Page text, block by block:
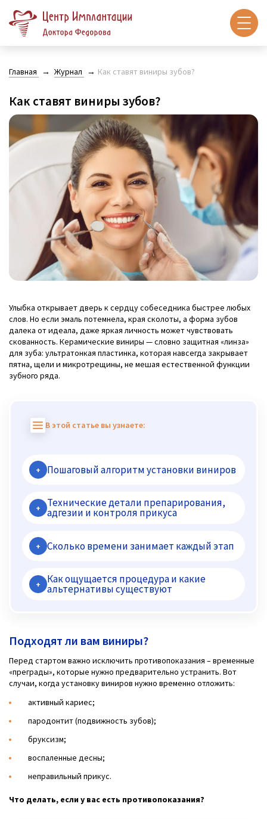
Главная Журнал Как ставят виниры зубов?
Как ставят виниры зубов?
Улыбка открывает дверь к сердцу собеседника быстрее любых
слов. Но если эмаль потемнела, края сколоты, а форма зубов
далека от идеала, даже яркая личность может чувствовать
скованность. Керамические виниры — словно защитная «линза»
для зуба: ультратонкая пластинка, которая навсегда закрывает
пятна, щели и микротрещины, не мешая естественной функции
зубного ряда.
В этой статье вы узнаете:
+ Пошаговый алгоритм установки виниров
+ Технические детали препарирования,
адгезии и контроля прикуса
+ Сколько времени занимает каждый этап
+ Как ощущается процедура и какие
альтернативы существуют
Подходят ли вам виниры?
Перед стартом важно исключить противопоказания – временные
«преграды», которые нужно предварительно устранить. Вот
случаи, когда установку виниров нужно временно отложить:
активный кариес;
пародонтит (подвижность зубов);
бруксизм;
воспаленные десны;
неправильный прикус.
Что делать, если у вас есть противопоказания?